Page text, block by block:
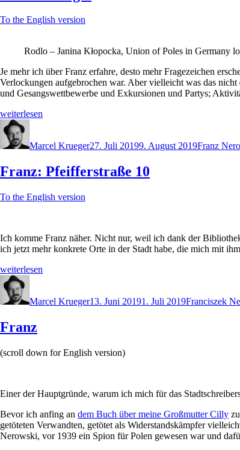
To the English version
Rodlo – Janina Kłopocka, Union of Poles in Germany
Je mehr ich über Franz erfahre, desto mehr Fragezeichen
Verlockungen aufgebrochen war. Aber vielleicht was das
und Gesangswettbewerbe und Exkursionen und Partys;
„Franz:
Pelagia“
weiterlesen
Marcel Krueger27. Juli 20199. August 2019Franz
Franz: Pfeifferstraße 10
To the English version
Ich komme Franz näher. Nicht nur, weil ich dank der
ich jetzt mehr konkrete Orte in der Stadt habe, die mich mit
„Franz:
Pfeifferstraße
10“
weiterlesen
Marcel Krueger13. Juni 20191. Juli 2019Franciszek
Franz
(scroll down for English version)
Einer der Hauptgründe, warum ich mich für das
Bevor ich anfing an dem Buch über meine Großmutter Cilly
getöteten Verwandten, getötet als Widerstandskämpfer
Nerowski, vor 1939 ein Spion für Polen gewesen war und